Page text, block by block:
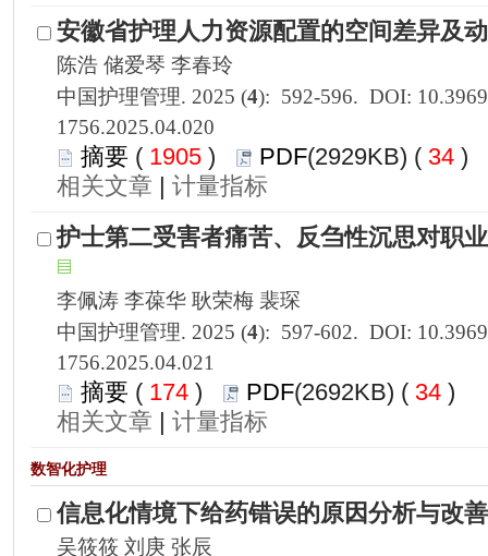
1756.2025.04.020
1905 ) 34 )
|
1756.2025.04.021
174 ) 34 )
|